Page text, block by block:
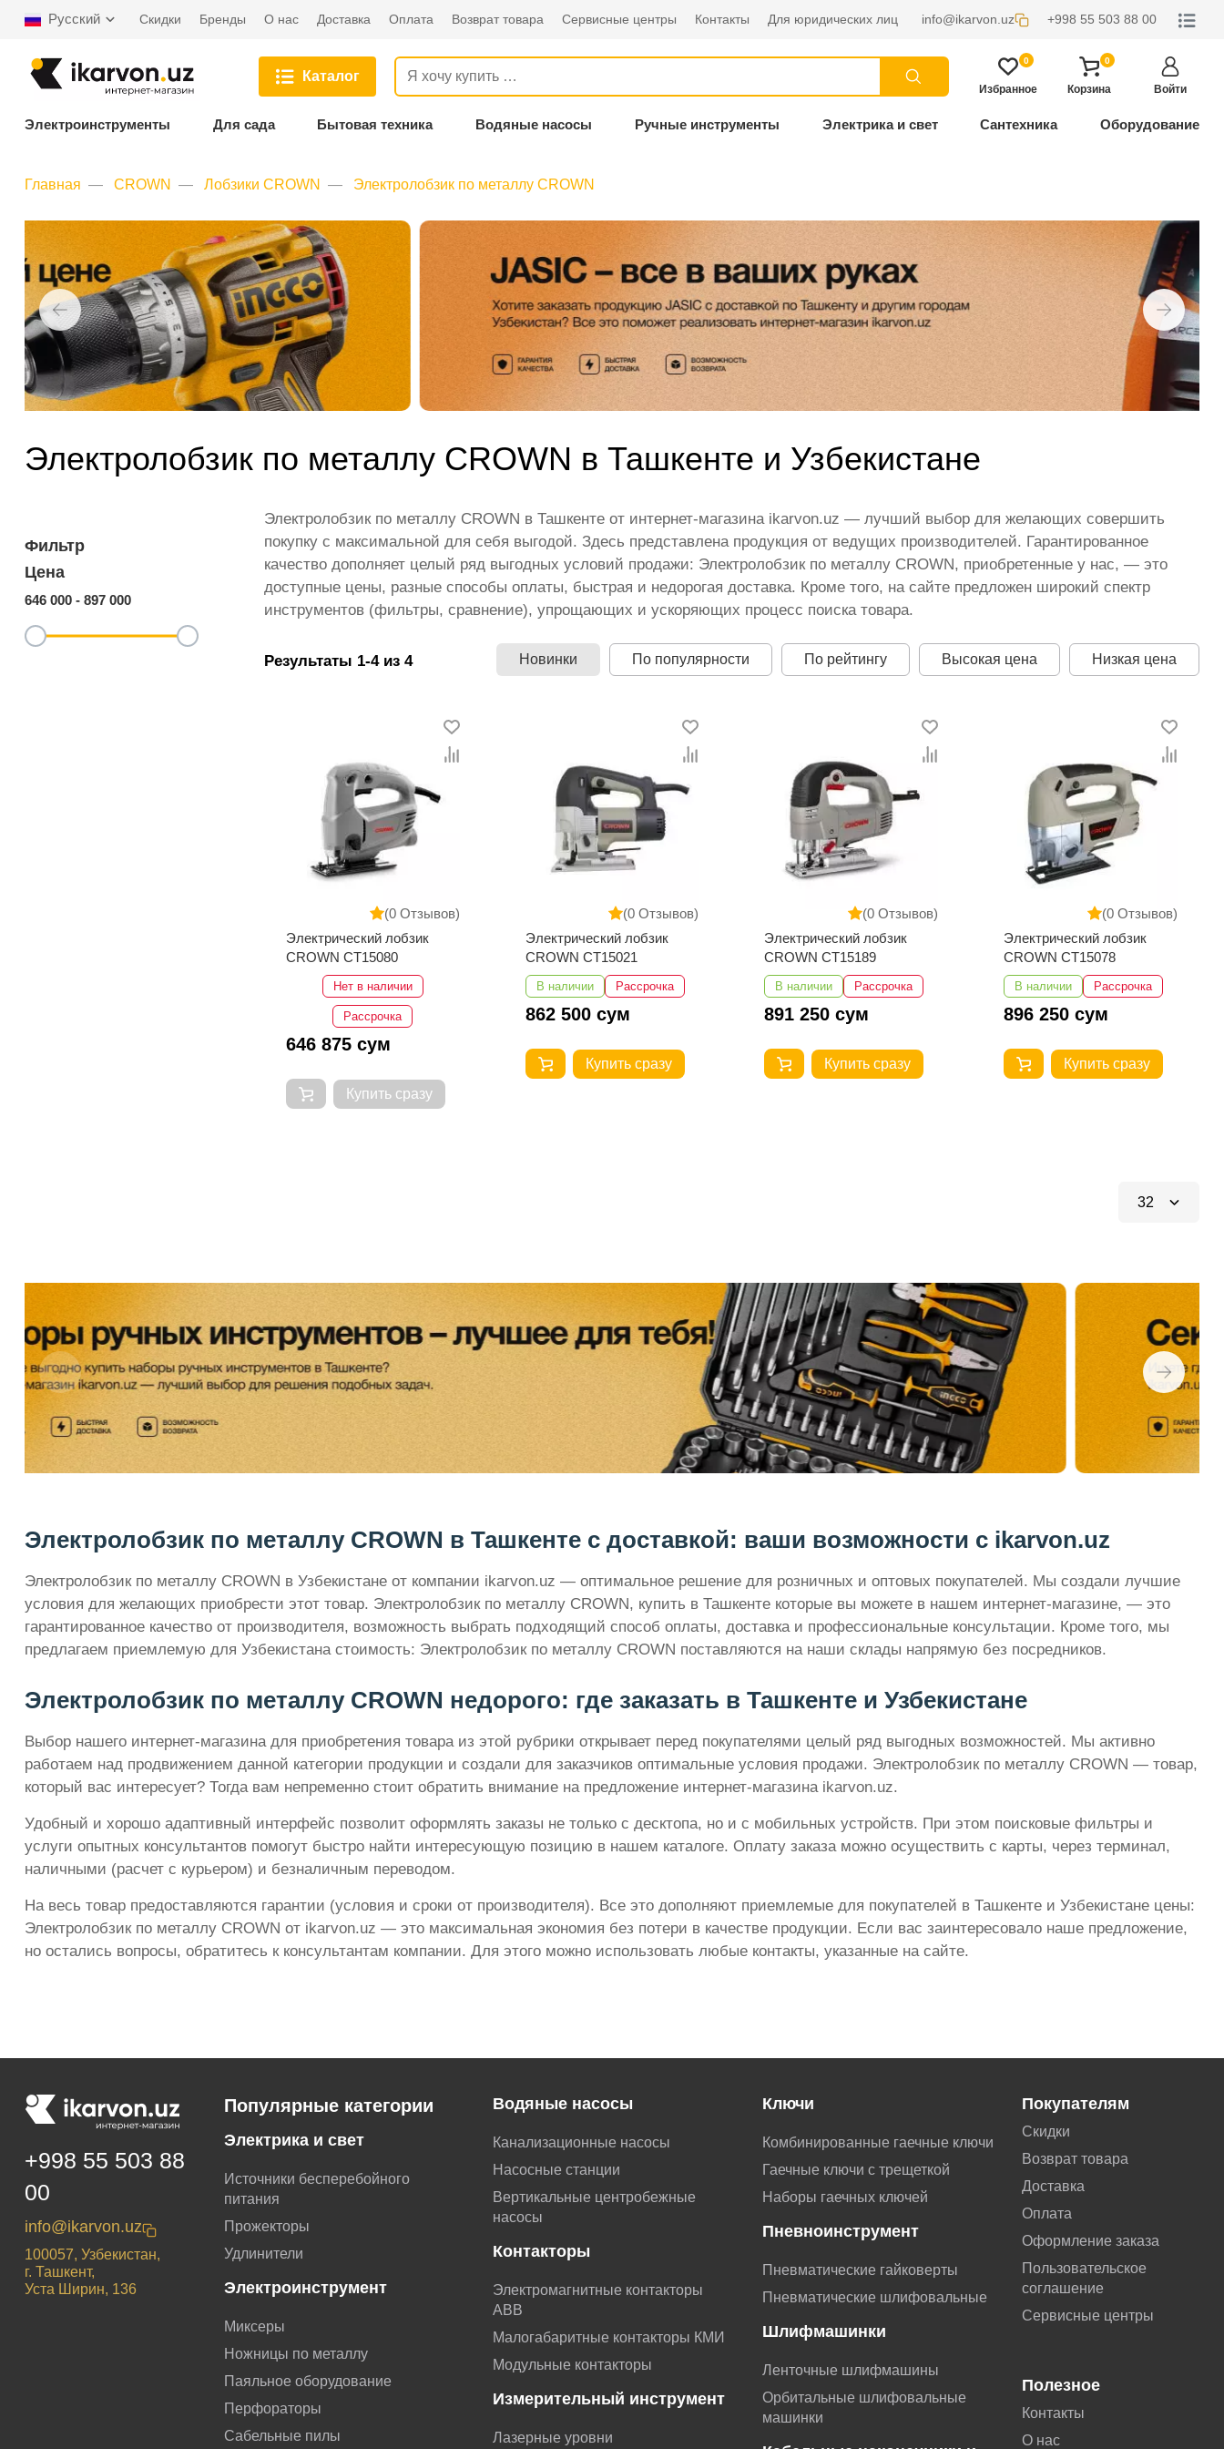
Русский Скидки Бренды О нас Доставка Оплата Возврат товара Сервисные центры Контакты Для юридических лиц info@ikarvon.uz +998 55 503 88 00
Каталог
0
Избранное
0
Корзина Войти
Электроинструменты Для сада Бытовая техника Водяные насосы Ручные инструменты Электрика и свет Сантехника Оборудование
Главная CROWN Лобзики CROWN Электролобзик по металлу CROWN
Электролобзик по металлу CROWN в Ташкенте и Узбекистане
Фильтр
Цена
646 000 - 897 000
Электролобзик по металлу CROWN в Ташкенте от интернет-магазина ikarvon.uz — лучший выбор для желающих совершить
покупку с максимальной для себя выгодой. Здесь представлена продукция от ведущих производителей. Гарантированное
качество дополняет целый ряд выгодных условий продажи: Электролобзик по металлу CROWN, приобретенные у нас, — это
доступные цены, разные способы оплаты, быстрая и недорогая доставка. Кроме того, на сайте предложен широкий спектр
инструментов (фильтры, сравнение), упрощающих и ускоряющих процесс поиска товара.
Результаты 1-4 из 4 Новинки По популярности По рейтингу Высокая цена Низкая цена
(0 Отзывов)
Электрический лобзик
CROWN CT15080
Нет в наличии
Рассрочка
646 875 сум
Купить сразу
(0 Отзывов)
Электрический лобзик
CROWN CT15021
В наличии Рассрочка
862 500 сум
Купить сразу
(0 Отзывов)
Электрический лобзик
CROWN CT15189
В наличии Рассрочка
891 250 сум
Купить сразу
(0 Отзывов)
Электрический лобзик
CROWN CT15078
В наличии Рассрочка
896 250 сум
Купить сразу
32
Электролобзик по металлу CROWN в Ташкенте с доставкой: ваши возможности с ikarvon.uz
Электролобзик по металлу CROWN в Узбекистане от компании ikarvon.uz — оптимальное решение для розничных и оптовых покупателей. Мы создали лучшие
условия для желающих приобрести этот товар. Электролобзик по металлу CROWN, купить в Ташкенте которые вы можете в нашем интернет-магазине, — это
гарантированное качество от производителя, возможность выбрать подходящий способ оплаты, доставка и профессиональные консультации. Кроме того, мы
предлагаем приемлемую для Узбекистана стоимость: Электролобзик по металлу CROWN поставляются на наши склады напрямую без посредников.
Электролобзик по металлу CROWN недорого: где заказать в Ташкенте и Узбекистане
Выбор нашего интернет-магазина для приобретения товара из этой рубрики открывает перед покупателями целый ряд выгодных возможностей. Мы активно
работаем над продвижением данной категории продукции и создали для заказчиков оптимальные условия продажи. Электролобзик по металлу CROWN — товар,
который вас интересует? Тогда вам непременно стоит обратить внимание на предложение интернет-магазина ikarvon.uz.
Удобный и хорошо адаптивный интерфейс позволит оформлять заказы не только с десктопа, но и с мобильных устройств. При этом поисковые фильтры и
услуги опытных консультантов помогут быстро найти интересующую позицию в нашем каталоге. Оплату заказа можно осуществить с карты, через терминал,
наличными (расчет с курьером) и безналичным переводом.
На весь товар предоставляются гарантии (условия и сроки от производителя). Все это дополняют приемлемые для покупателей в Ташкенте и Узбекистане цены:
Электролобзик по металлу CROWN от ikarvon.uz — это максимальная экономия без потери в качестве продукции. Если вас заинтересовало наше предложение,
но остались вопросы, обратитесь к консультантам компании. Для этого можно использовать любые контакты, указанные на сайте.
+998 55 503 88
00
info@ikarvon.uz
100057, Узбекистан,
г. Ташкент,
Уста Ширин, 136
Популярные категории
Электрика и свет
Источники бесперебойного
питания
Прожекторы
Удлинители
Электроинструмент
Миксеры
Ножницы по металлу
Паяльное оборудование
Перфораторы
Сабельные пилы
Водяные насосы
Канализационные насосы
Насосные станции
Вертикальные центробежные
насосы
Контакторы
Электромагнитные контакторы
АВВ
Малогабаритные контакторы КМИ
Модульные контакторы
Измерительный инструмент
Лазерные уровни
Ключи
Комбинированные гаечные ключи
Гаечные ключи с трещеткой
Наборы гаечных ключей
Пневноинструмент
Пневматические гайковерты
Пневматические шлифовальные
Шлифмашинки
Ленточные шлифмашины
Орбитальные шлифовальные
машинки
Покупателям
Скидки
Возврат товара
Доставка
Оплата
Оформление заказа
Пользовательское
соглашение
Сервисные центры
Полезное
Контакты
О нас